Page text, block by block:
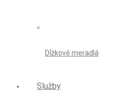
Dĺžkové meradlá
Služby